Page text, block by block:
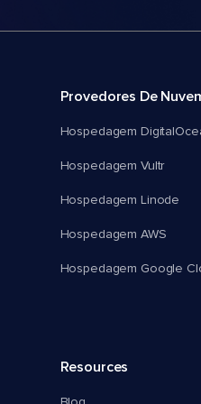
Provedores De
Hospedagem
Hospedagem Vultr
Hospedagem Linode
Hospedagem AWS
Hospedagem Google
Resources